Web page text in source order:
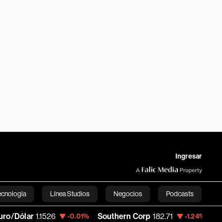
Ingresar
Línea Studios Negocios Podcasts
English
1.1526 -0.01% Southern Corp 182.71 -1.24% Copa